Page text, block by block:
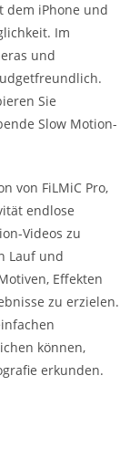
dem iPhone und
Im
und
Sie
Slow Motion-
von FiLMiC Pro,
endlose
Videos zu
Lauf und
Effekten
zu erzielen.
können,
erkunden.